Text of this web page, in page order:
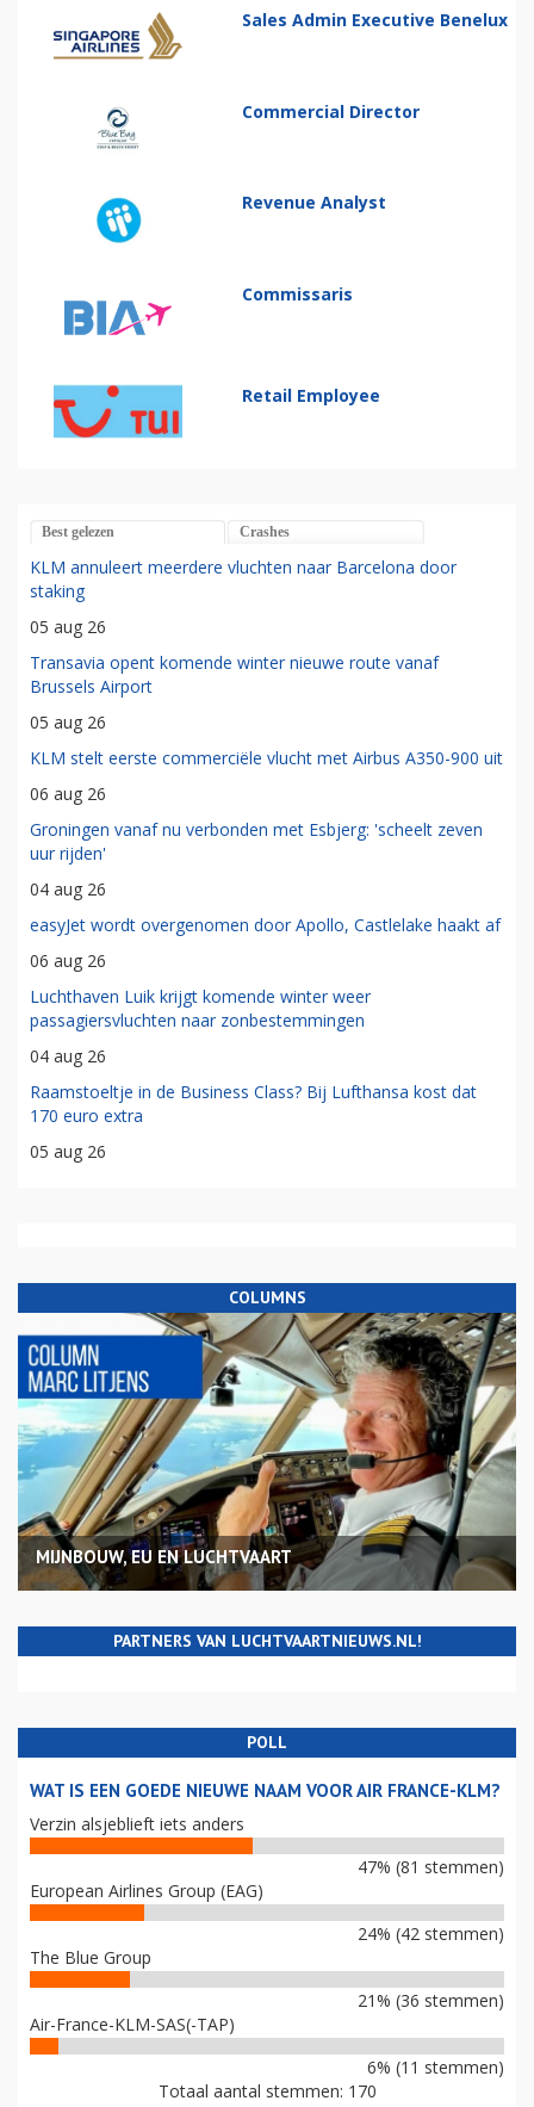
Sales Admin Executive Benelux
Commercial Director
Revenue Analyst
Commissaris
Retail Employee
Best gelezen Crashes
KLM annuleert meerdere vluchten naar Barcelona door
staking
05 aug 26
Transavia opent komende winter nieuwe route vanaf
Brussels Airport
05 aug 26
KLM stelt eerste commerciële vlucht met Airbus A350-900 uit
06 aug 26
Groningen vanaf nu verbonden met Esbjerg: 'scheelt zeven
uur rijden'
04 aug 26
easyJet wordt overgenomen door Apollo, Castlelake haakt af
06 aug 26
Luchthaven Luik krijgt komende winter weer
passagiersvluchten naar zonbestemmingen
04 aug 26
Raamstoeltje in de Business Class? Bij Lufthansa kost dat
170 euro extra
05 aug 26
COLUMNS
MIJNBOUW, EU EN LUCHTVAART
PARTNERS VAN LUCHTVAARTNIEUWS.NL!
POLL
WAT IS EEN GOEDE NIEUWE NAAM VOOR AIR FRANCE-KLM?
Verzin alsjeblieft iets anders
47% (81 stemmen)
European Airlines Group (EAG)
24% (42 stemmen)
The Blue Group
21% (36 stemmen)
Air-France-KLM-SAS(-TAP)
6% (11 stemmen)
Totaal aantal stemmen: 170